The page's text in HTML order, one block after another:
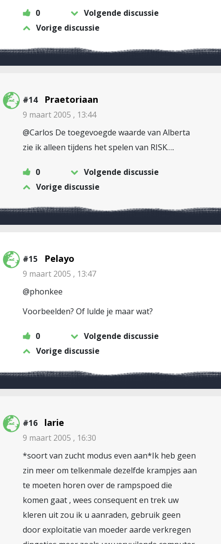
0
Volgende discussie
Vorige discussie
#14 Praetoriaan
9 maart 2005 , 13:44
@Carlos De toegevoegde waarde van Alberta
zie ik alleen tijdens het spelen van RISK….
0
Volgende discussie
Vorige discussie
#15 Pelayo
9 maart 2005 , 13:47
@phonkee
Voorbeelden? Of lulde je maar wat?
0
Volgende discussie
Vorige discussie
#16 larie
9 maart 2005 , 16:30
*soort van zucht modus even aan*Ik heb geen
zin meer om telkenmale dezelfde krampjes aan
te moeten horen over de rampspoed die
komen gaat , wees consequent en trek uw
kleren uit zou ik u aanraden, gebruik geen
door exploitatie van moeder aarde verkregen